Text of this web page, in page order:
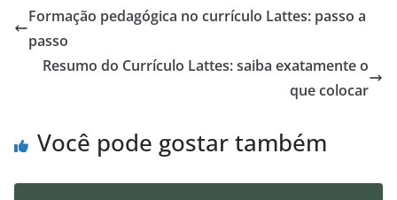
Formação pedagógica no currículo Lattes: passo a
passo
Resumo do Currículo Lattes: saiba exatamente o
que colocar
Você pode gostar também